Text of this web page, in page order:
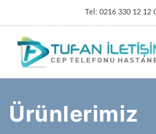
Tel: 0216 330 12 12
Ürünlerimiz